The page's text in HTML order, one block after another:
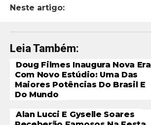
Neste artigo:
Leia Também:
Doug Filmes Inaugura Nova Era
Com Novo Estúdio: Uma Das
Maiores Potências Do Brasil E
Do Mundo
Alan Lucci E Gyselle Soares